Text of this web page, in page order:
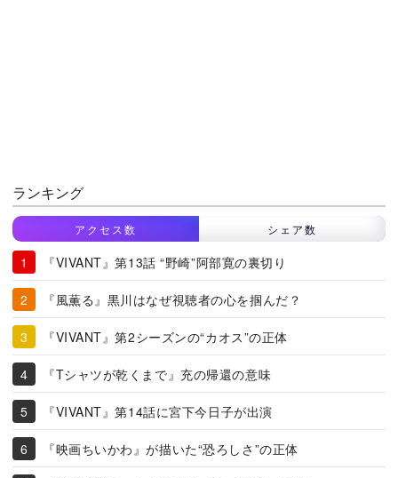
ランキング
アクセス数 シェア数
『VIVANT』第13話 “野崎”阿部寛の裏切り
『風薫る』黒川はなぜ視聴者の心を掴んだ？
『VIVANT』第2シーズンの“カオス”の正体
『Tシャツが乾くまで』充の帰還の意味
『VIVANT』第14話に宮下今日子が出演
『映画ちいかわ』が描いた“恐ろしさ”の正体